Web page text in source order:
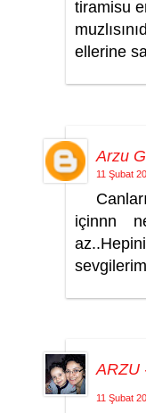
tiramisu
ellerine
Arzu
11 Şubat
içinnn
ARZU
11 Şubat